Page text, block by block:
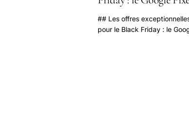
## Les offres
pour le Black Friday : le